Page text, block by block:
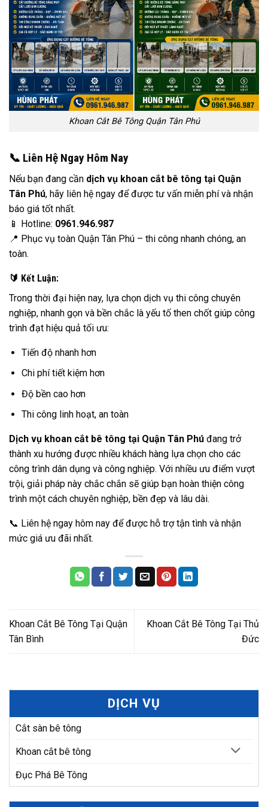
Khoan Cắt Bê Tông Quận Tân Phú
📞 Liên Hệ Ngay Hôm Nay
Nếu bạn đang cần dịch vụ khoan cắt bê tông tại Quận
Tân Phú, hãy liên hệ ngay để được tư vấn miễn phí và nhận
báo giá tốt nhất.
📱 Hotline: 0961.946.987
📍 Phục vụ toàn Quận Tân Phú – thi công nhanh chóng, an
toàn.
🔰 Kết Luận:
Trong thời đại hiện nay, lựa chọn dịch vụ thi công chuyên
nghiệp, nhanh gọn và bền chắc là yếu tố then chốt giúp công
trình đạt hiệu quả tối ưu:
Tiến độ nhanh hơn
Chi phí tiết kiệm hơn
Độ bền cao hơn
Thi công linh hoạt, an toàn
Dịch vụ khoan cắt bê tông tại Quận Tân Phú đang trở
thành xu hướng được nhiều khách hàng lựa chọn cho các
công trình dân dụng và công nghiệp. Với nhiều ưu điểm vượt
trội, giải pháp này chắc chắn sẽ giúp bạn hoàn thiện công
trình một cách chuyên nghiệp, bền đẹp và lâu dài.
📞 Liên hệ ngay hôm nay để được hỗ trợ tận tình và nhận
mức giá ưu đãi nhất.
Khoan Cắt Bê Tông Tại Quận
Tân Bình
Khoan Cắt Bê Tông Tại Thủ
Đức
DỊCH VỤ
Cắt sàn bê tông
Khoan cắt bê tông
Đục Phá Bê Tông